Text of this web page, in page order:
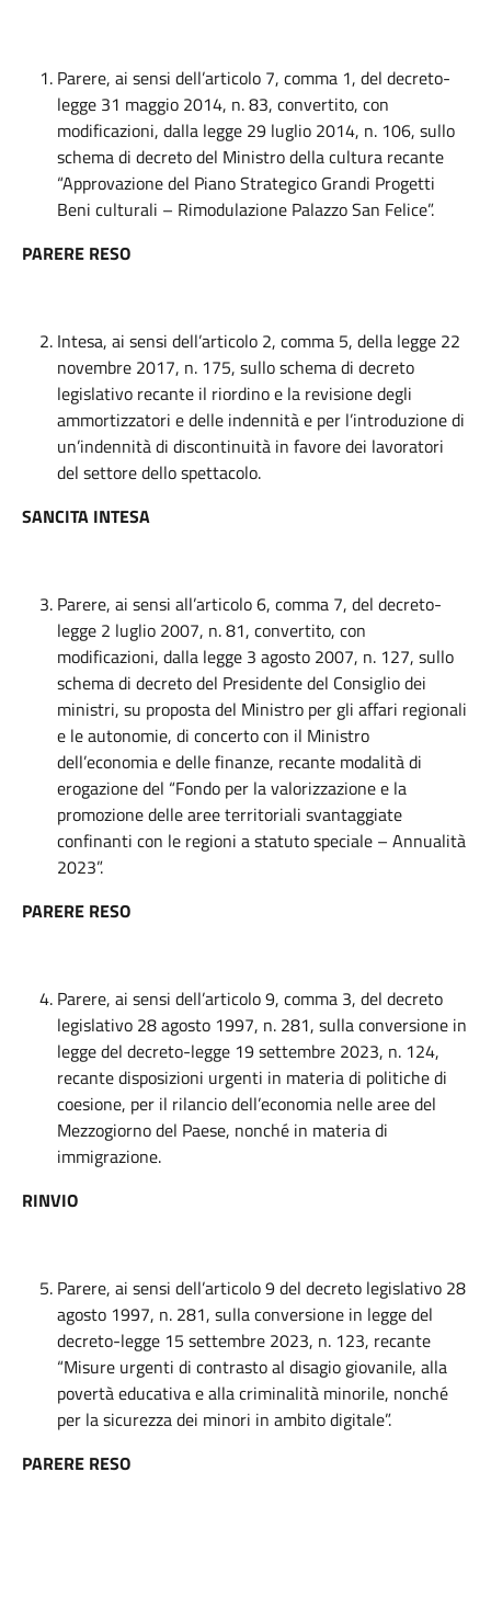
Parere, ai sensi dell’articolo 7, comma 1, del decreto-
legge 31 maggio 2014, n. 83, convertito, con
modificazioni, dalla legge 29 luglio 2014, n. 106, sullo
schema di decreto del Ministro della cultura recante
“Approvazione del Piano Strategico Grandi Progetti
Beni culturali – Rimodulazione Palazzo San Felice”.
PARERE RESO
Intesa, ai sensi dell’articolo 2, comma 5, della legge 22
novembre 2017, n. 175, sullo schema di decreto
legislativo recante il riordino e la revisione degli
ammortizzatori e delle indennità e per l’introduzione di
un’indennità di discontinuità in favore dei lavoratori
del settore dello spettacolo.
SANCITA INTESA
Parere, ai sensi all’articolo 6, comma 7, del decreto-
legge 2 luglio 2007, n. 81, convertito, con
modificazioni, dalla legge 3 agosto 2007, n. 127, sullo
schema di decreto del Presidente del Consiglio dei
ministri, su proposta del Ministro per gli affari regionali
e le autonomie, di concerto con il Ministro
dell’economia e delle finanze, recante modalità di
erogazione del “Fondo per la valorizzazione e la
promozione delle aree territoriali svantaggiate
confinanti con le regioni a statuto speciale – Annualità
2023”.
PARERE RESO
Parere, ai sensi dell’articolo 9, comma 3, del decreto
legislativo 28 agosto 1997, n. 281, sulla conversione in
legge del decreto-legge 19 settembre 2023, n. 124,
recante disposizioni urgenti in materia di politiche di
coesione, per il rilancio dell’economia nelle aree del
Mezzogiorno del Paese, nonché in materia di
immigrazione.
RINVIO
Parere, ai sensi dell’articolo 9 del decreto legislativo 28
agosto 1997, n. 281, sulla conversione in legge del
decreto-legge 15 settembre 2023, n. 123, recante
“Misure urgenti di contrasto al disagio giovanile, alla
povertà educativa e alla criminalità minorile, nonché
per la sicurezza dei minori in ambito digitale”.
PARERE RESO